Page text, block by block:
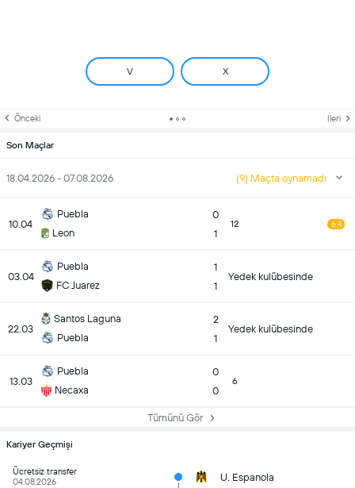
V X
Önceki Ileri
Son Maçlar
18.04.2026 - 07.08.2026 (9) Maçta oynamadı
10.04
Puebla
Leon
0
1
12 6.4
03.04
Puebla
FC Juarez
1
1
Yedek kulübesinde
22.03
Santos Laguna
Puebla
2
1
Yedek kulübesinde
13.03
Puebla
Necaxa
0
0
6
Tümünü Gör
Kariyer Geçmişi
Ücretsiz transfer
04.08.2026
U. Espanola